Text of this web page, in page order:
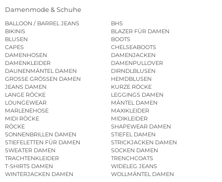
Damenmode & Schuhe
BALLOON / BARREL JEANS
BHS
BIKINIS
BLAZER FÜR DAMEN
BLUSEN
BOOTS
CAPES
CHELSEABOOTS
DAMENHOSEN
DAMENJACKEN
DAMENKLEIDER
DAMENPULLOVER
DAUNENMÄNTEL DAMEN
DIRNDLBLUSEN
GROSSE GRÖSSEN DAMEN
HEMDBLUSEN
JEANS DAMEN
KURZE RÖCKE
LANGE RÖCKE
LEGGINGS DAMEN
LOUNGEWEAR
MÄNTEL DAMEN
MARLENEHOSE
MAXIKLEIDER
MIDI RÖCKE
MIDIKLEIDER
RÖCKE
SHAPEWEAR DAMEN
SONNENBRILLEN DAMEN
STIEFEL DAMEN
STIEFELETTEN FÜR DAMEN
STRICKJACKEN DAMEN
SWEATER DAMEN
SOCKEN DAMEN
TRACHTENKLEIDER
TRENCHCOATS
T-SHIRTS DAMEN
WIDELEG JEANS
WINTERJACKEN DAMEN
WOLLMÄNTEL DAMEN